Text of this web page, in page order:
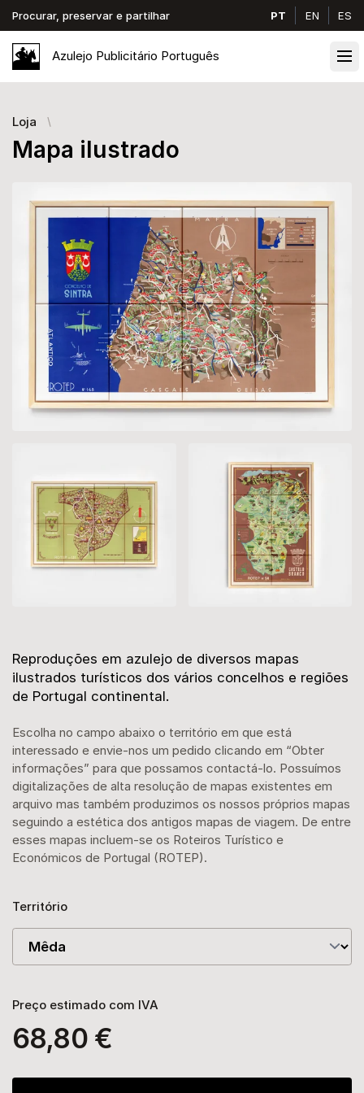
Procurar, preservar e partilhar PT EN ES
Azulejo Publicitário Português
Loja
Mapa ilustrado
Descrição
Reproduções em azulejo de diversos mapas
ilustrados turísticos dos vários concelhos e regiões
de Portugal continental.
Escolha no campo abaixo o território em que está
interessado e envie-nos um pedido clicando em “Obter
informações” para que possamos contactá-lo. Possuímos
digitalizações de alta resolução de mapas existentes em
arquivo mas também produzimos os nossos próprios mapas
seguindo a estética dos antigos mapas de viagem. De entre
esses mapas incluem-se os Roteiros Turístico e
Económicos de Portugal (ROTEP).
Território
Preço estimado com IVA
68,80 €